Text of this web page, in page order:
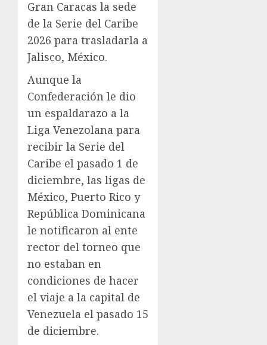
Gran Caracas la sede
de la Serie del Caribe
2026 para trasladarla a
Jalisco, México.
Aunque la
Confederación le dio
un espaldarazo a la
Liga Venezolana para
recibir la Serie del
Caribe el pasado 1 de
diciembre, las ligas de
México, Puerto Rico y
República Dominicana
le notificaron al ente
rector del torneo que
no estaban en
condiciones de hacer
el viaje a la capital de
Venezuela el pasado 15
de diciembre.